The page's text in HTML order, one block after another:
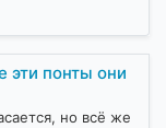
понты они
но всё же